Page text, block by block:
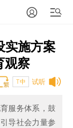
实施方案
观察
试听
T中
服务体系，鼓
导社会力量参